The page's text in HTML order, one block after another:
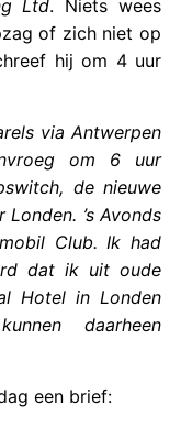
Ltd. Niets wees
of zich niet op
hij om 4 uur
via Antwerpen
om 6 uur
de nieuwe
’s Avonds
Club. Ik had
dat ik uit oude
Hotel in Londen
daarheen
een brief: